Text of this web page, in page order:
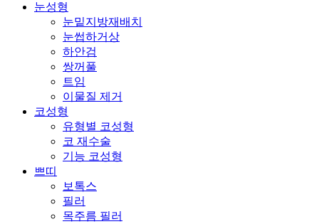
눈성형
눈밑지방재배치
눈썹하거상
하안검
쌍꺼풀
트임
이물질 제거
코성형
유형별 코성형
코 재수술
기능 코성형
쁘띠
보톡스
필러
목주름 필러